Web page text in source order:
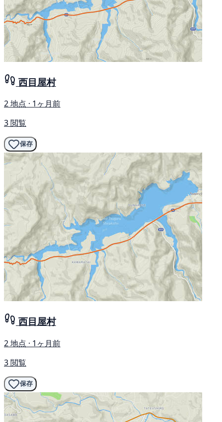
西目屋村
2 地点 · 1ヶ月前
3 閲覧
保存
西目屋村
2 地点 · 1ヶ月前
3 閲覧
保存